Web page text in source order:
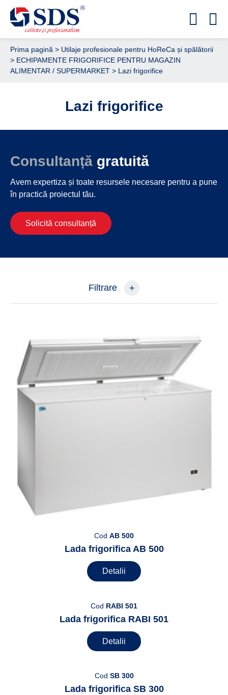
Prima pagină > Utilaje profesionale pentru HoReCa și spălătorii
> ECHIPAMENTE FRIGORIFICE PENTRU MAGAZIN
ALIMENTAR / SUPERMARKET > Lazi frigorifice
Lazi frigorifice
Consultanță gratuită
Avem expertiza și toate resursele necesare pentru a pune
în practică proiectul tău.
Solicită consultanță
Filtrare +
Cod AB 500
Lada frigorifica AB 500
Detalii
Cod RABI 501
Lada frigorifica RABI 501
Detalii
Cod SB 300
Lada frigorifica SB 300